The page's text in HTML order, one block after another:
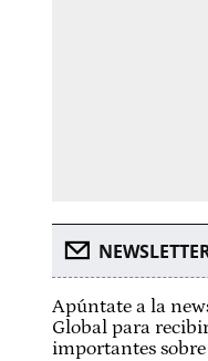
Apúntate a la
Global para
importantes